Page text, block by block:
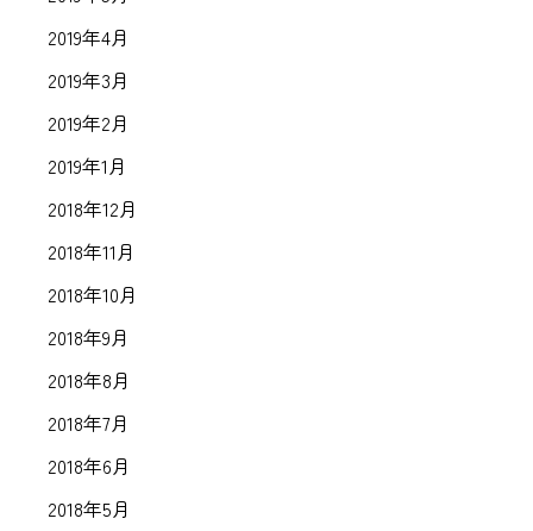
2019年4月
2019年3月
2019年2月
2019年1月
2018年12月
2018年11月
2018年10月
2018年9月
2018年8月
2018年7月
2018年6月
2018年5月